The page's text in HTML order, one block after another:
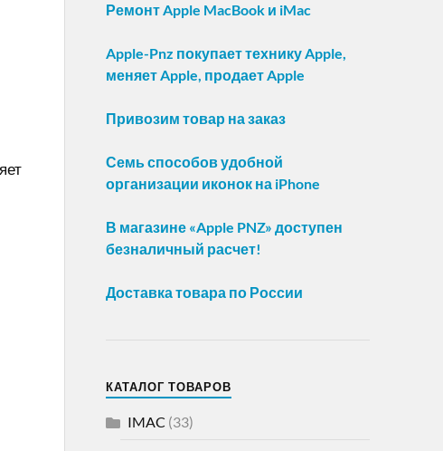
Ремонт Apple MacBook и iMac
Apple-Pnz покупает технику Apple,
меняет Apple, продает Apple
Привозим товар на заказ
Семь способов удобной
организации иконок на iPhone
В магазине «Apple PNZ» доступен
безналичный расчет!
Доставка товара по России
КАТАЛОГ ТОВАРОВ
IMAC (33)